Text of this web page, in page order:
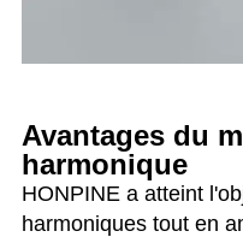
Avantages du
harmonique
HONPINE a atteint
harmoniques tout en